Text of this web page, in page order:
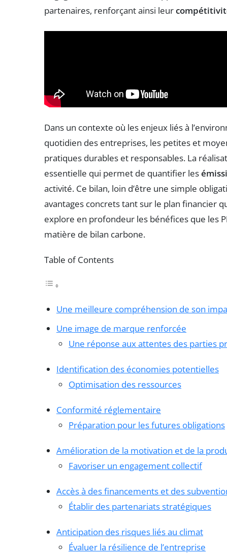
partenaires, renforçant ainsi leur
Dans un contexte où les enjeux liés à
quotidien des entreprises, les petites et
pratiques durables et responsables. La
essentielle qui permet de quantifier les
activité. Ce bilan, loin d’être une simple
avantages concrets tant sur le plan financier
explore en profondeur les bénéfices que les
matière de bilan carbone.
Table of Contents
Une meilleure compréhension de son
Une image de marque renforcée
Une réponse aux attentes des parties
Identification des économies potentielles
Optimisation des ressources
Conformité réglementaire
Préparation pour les futures obligations
Amélioration de la motivation et de la
Favoriser un engagement collectif
Accès à des financements et des
Établir des partenariats stratégiques
Anticipation des risques liés au climat
Évaluer la résilience de l’entreprise